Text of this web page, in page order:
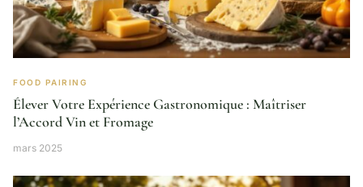
FOOD PAIRING
Élever Votre Expérience Gastronomique : Maîtriser
l’Accord Vin et Fromage
mars 2025